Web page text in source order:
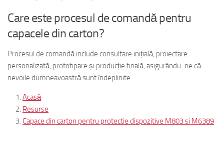
Care este procesul de comandă pentru
capacele din carton?
Procesul de comandă include consultare inițială, proiectare
personalizată, prototipare și producție finală, asigurându-ne că
nevoile dumneavoastră sunt îndeplinite.
Acasă
Resurse
Capace din carton pentru protectie dispozitive M803 si M6389